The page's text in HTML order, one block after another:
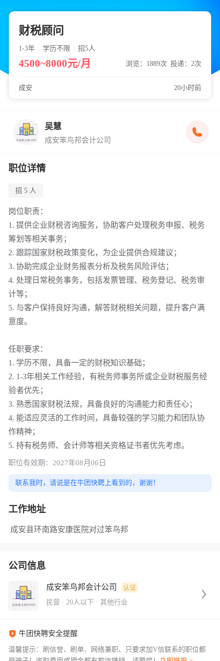
财税顾问
1-3年 学历不限 招5人
4500~8000元/月 浏览：1889次 投递：2次
成安 20小时前
吴慧
成安笨鸟邦会计公司
职位详情
招 5 人
岗位职责：
1. 提供企业财税咨询服务，协助客户处理税务申报、税务
筹划等相关事务；
2. 跟踪国家财税政策变化，为企业提供合规建议；
3. 协助完成企业财务报表分析及税务风险评估；
4. 处理日常税务事务，包括发票管理、税务登记、税务审
计等；
5. 与客户保持良好沟通，解答财税相关问题，提升客户满
意度。
任职要求：
1. 学历不限，具备一定的财税知识基础；
2. 1-3年相关工作经验，有税务师事务所或企业财税服务经
验者优先；
3. 熟悉国家财税法规，具备良好的沟通能力和责任心；
4. 能适应灵活的工作时间，具备较强的学习能力和团队协
作精神；
5. 持有税务师、会计师等相关资格证书者优先考虑。
职位有效期：2027年08月06日
联系我时，请说是在牛团快聘上看到的，谢谢！
工作地址
成安县环南路安康医院对过笨鸟邦
公司信息
成安笨鸟邦会计公司 认证
民营 · 20人以下 · 其他行业
牛团快聘安全提醒
温馨提示：刷信誉、刷单、网络兼职、只要求加V信联系的职位都